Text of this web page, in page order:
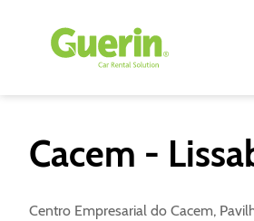
Cacem -
Centro Empresarial do Cacem,